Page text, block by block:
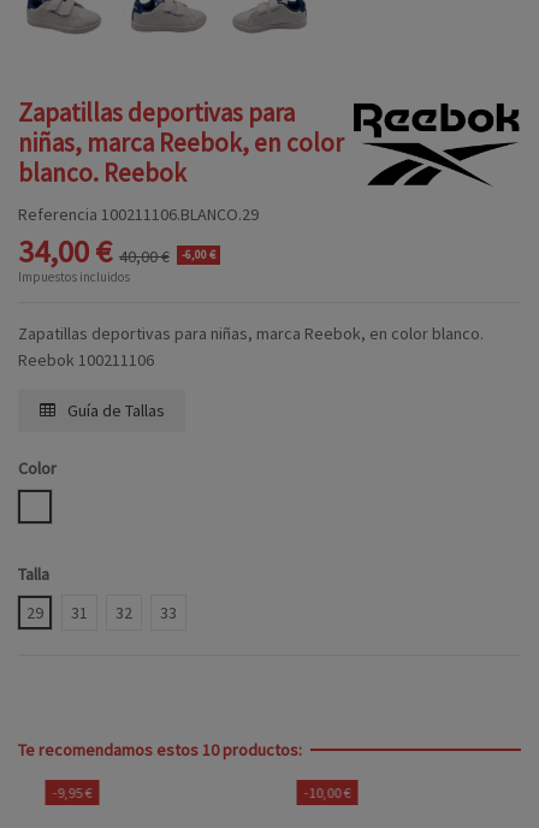
Zapatillas deportivas para
niñas, marca Reebok, en color
blanco. Reebok
Referencia 100211106.BLANCO.29
34,00 € 40,00 € -6,00 €
Impuestos incluidos
Zapatillas deportivas para niñas, marca Reebok, en color blanco.
Reebok 100211106
Guía de Tallas
Color
Talla
29
31 32 33
Te recomendamos estos 10 productos:
-9,95 € -10,00 €